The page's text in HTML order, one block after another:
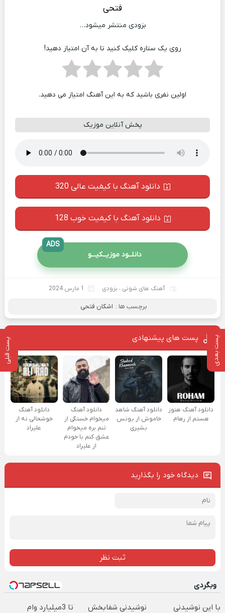
پست بعدی پست قبلی
فتحی
بزودی منتشر میشود…
روی یک ستاره کلیک کنید تا به آن امتیاز دهید!
اولین نفری باشید که به این آهنگ امتیاز می دهید.
پخش آنلاین موزیک
دانلود آهنگ با کیفیت عالی 320
دانلود آهنگ با کیفیت خوب 128
دانلــود موزیــکیـــو
ADS
آهنگ های شوتی ، بزودی 1 مارس 2024
برچسب ها : اشکان فتحی
پست های پیشنهادی
دانلود آهنگ هنوز
هستم از رهام
دانلود آهنگ شاهد
خاموش از یونس
بشیری
دانلود آهنگ
میخوام خستگی از
تنم بره میخوام
عشق کنم با خودم
از علیراد
دانلود آهنگ
خوشحالی نه از
علیراد
دیدگاه خود را بگذارید
ثبت نظر
وبگردی
با این نوشیدنی
نوشیدنی شفابخش
تا 3میلیارد وام